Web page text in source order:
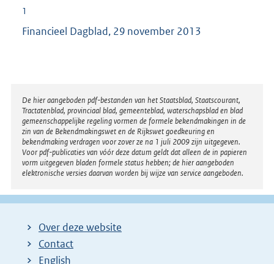
1
Financieel Dagblad, 29 november 2013
Disclaimer
De hier aangeboden pdf-bestanden van het Staatsblad, Staatscourant,
Tractatenblad, provinciaal blad, gemeenteblad, waterschapsblad en blad
gemeenschappelijke regeling vormen de formele bekendmakingen in de
zin van de Bekendmakingswet en de Rijkswet goedkeuring en
bekendmaking verdragen voor zover ze na 1 juli 2009 zijn uitgegeven.
Voor pdf-publicaties van vóór deze datum geldt dat alleen de in papieren
vorm uitgegeven bladen formele status hebben; de hier aangeboden
elektronische versies daarvan worden bij wijze van service aangeboden.
Over deze website
Contact
English